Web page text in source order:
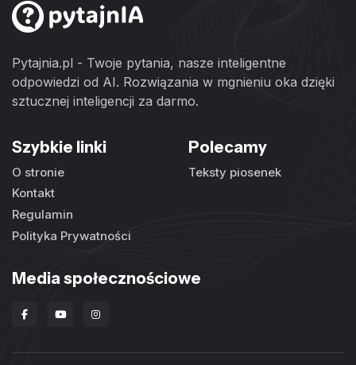
Pytajnia.pl - Twoje pytania, nasze inteligentne
odpowiedzi od AI. Rozwiązania w mgnieniu oka dzięki
sztucznej inteligencji za darmo.
Szybkie linki
O stronie
Kontakt
Regulamin
Polityka Prywatności
Polecamy
Teksty piosenek
Media społecznościowe